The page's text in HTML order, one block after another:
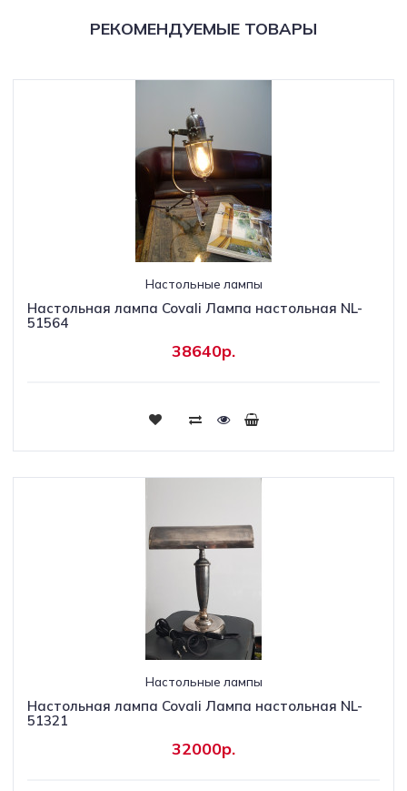
РЕКОМЕНДУЕМЫЕ ТОВАРЫ
Настольные лампы
Настольная лампа Covali Лампа настольная NL-
51564
38640р.
Настольные лампы
Настольная лампа Covali Лампа настольная NL-
51321
32000р.